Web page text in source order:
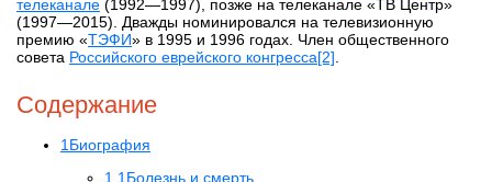
телеканале (1992—1997), позже на телеканале «ТВ Центр»
(1997—2015). Дважды номинировался на телевизионную
премию «ТЭФИ» в 1995 и 1996 годах. Член общественного
совета Российского еврейского конгресса[2]
Содержание
1Биография
1.1Болезнь и смерть